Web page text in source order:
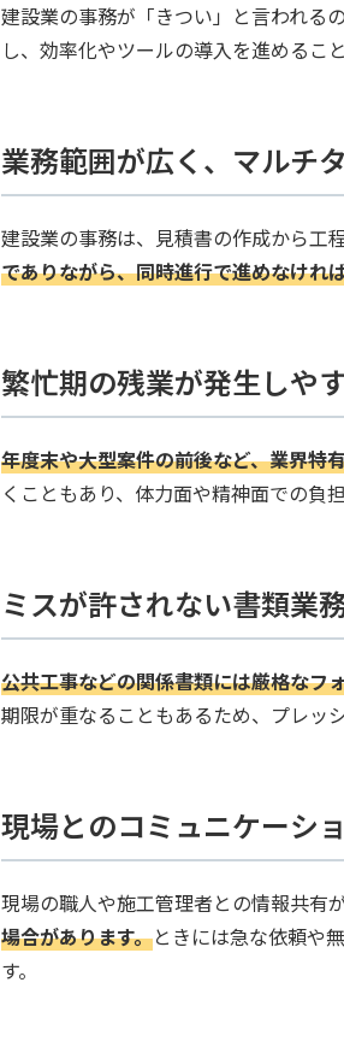
建設業の事務が「きつい」と言われる
し、効率化やツールの導入を進めるこ
業務範囲が広く、マルチ
建設業の事務は、見積書の作成から工
でありながら、同時進行で進めなけれ
繁忙期の残業が発生しや
年度末や大型案件の前後など、業界特
くこともあり、体力面や精神面での負
ミスが許されない書類業
公共工事などの関係書類には厳格なフ
期限が重なることもあるため、プレッ
現場とのコミュニケーシ
現場の職人や施工管理者との情報共有
場合があります。ときには急な依頼や
す。